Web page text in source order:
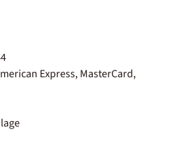
Express, MasterCard,